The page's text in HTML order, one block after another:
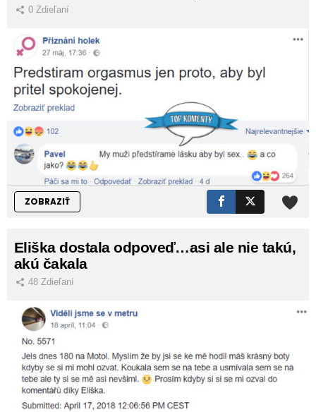
0 Zdieľaní
ZOBRAZIŤ
Eliška dostala odpoveď…asi ale nie takú,
akú čakala
48 Zdieľaní